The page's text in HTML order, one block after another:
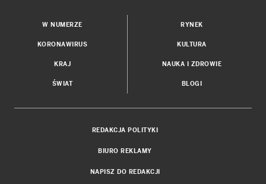
W NUMERZE
KORONAWIRUS
KRAJ
ŚWIAT
RYNEK
KULTURA
NAUKA I ZDROWIE
BLOGI
REDAKCJA POLITYKI
BIURO REKLAMY
NAPISZ DO REDAKCJI